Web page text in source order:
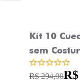
Kit 10
sem
R$ 294,90